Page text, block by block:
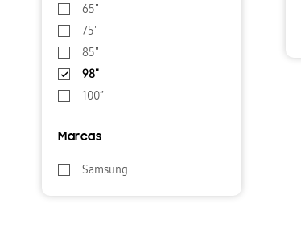
65"
75"
85"
98"
100″
Marcas
Samsung